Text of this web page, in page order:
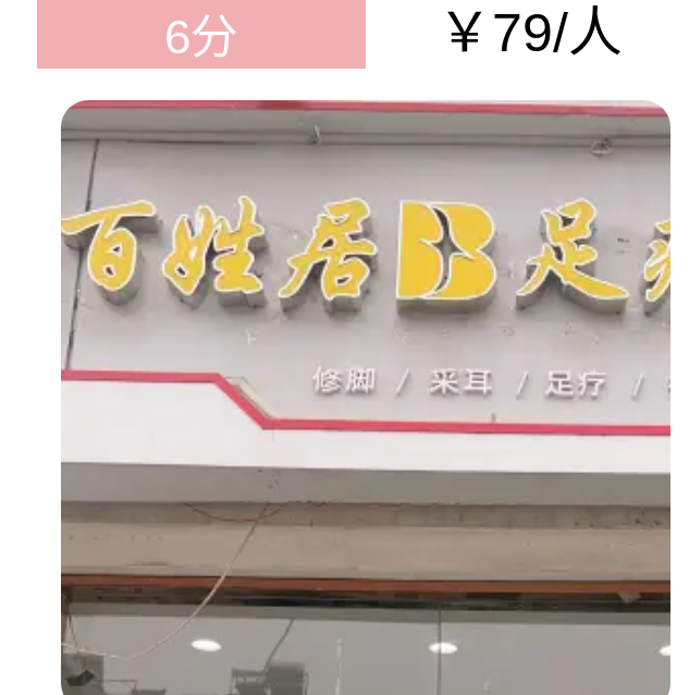
6分 ￥79/人